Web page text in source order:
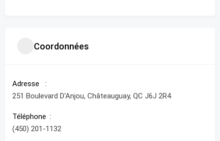
Coordonnées
Adresse
251 Boulevard D'Anjou, Châteauguay, QC J6J 2R4
Téléphone
(450) 201-1132